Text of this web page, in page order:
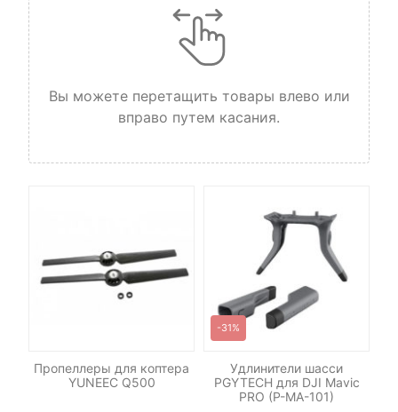
Вы можете перетащить товары влево или
вправо путем касания.
Пропеллеры для коптера
YUNEEC Q500
-31%
Удлинители шасси
PGYTECH для DJI Mavic
PRO (P-MA-101)